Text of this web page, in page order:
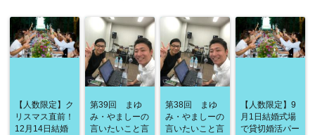
【人数限定】ク
リスマス直前！
12月14日結婚
第39回 まゆ
み・やましーの
言いたいこと言
第38回 まゆ
み・やましーの
言いたいこと言
【人数限定】9
月1日結婚式場
で貸切婚活パー